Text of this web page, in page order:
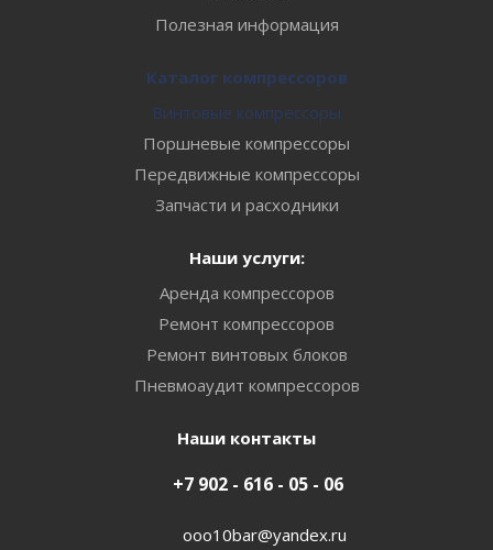
Полезная информация
Каталог компрессоров
Винтовые компрессоры
Поршневые компрессоры
Передвижные компрессоры
Запчасти и расходники
Наши услуги:
Аренда компрессоров
Ремонт компрессоров
Ремонт винтовых блоков
Пневмоаудит компрессоров
Наши контакты
+7 902 - 616 - 05 - 06
ooo10bar@yandex.ru